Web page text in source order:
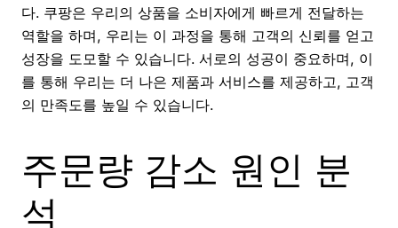
다. 쿠팡은 우리의 상품을 소비자에게 빠르게 전달하는
역할을 하며, 우리는 이 과정을 통해 고객의 신뢰를 얻고
성장을 도모할 수 있습니다. 서로의 성공이 중요하며, 이
를 통해 우리는 더 나은 제품과 서비스를 제공하고, 고객
의 만족도를 높일 수 있습니다.
주문량 감소 원인 분
석